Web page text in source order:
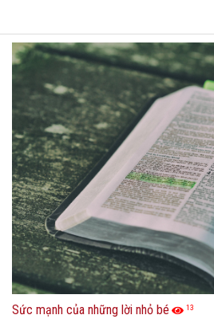
Sức mạnh của những lời nhỏ bé 13